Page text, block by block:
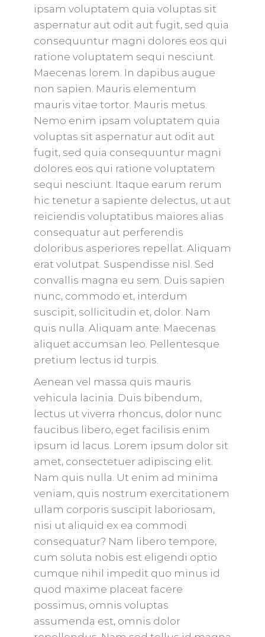
ipsam voluptatem quia voluptas sit
aspernatur aut odit aut fugit, sed quia
consequuntur magni dolores eos qui
ratione voluptatem sequi nesciunt.
Maecenas lorem. In dapibus augue
non sapien. Mauris elementum
mauris vitae tortor. Mauris metus.
Nemo enim ipsam voluptatem quia
voluptas sit aspernatur aut odit aut
fugit, sed quia consequuntur magni
dolores eos qui ratione voluptatem
sequi nesciunt. Itaque earum rerum
hic tenetur a sapiente delectus, ut aut
reiciendis voluptatibus maiores alias
consequatur aut perferendis
doloribus asperiores repellat. Aliquam
erat volutpat. Suspendisse nisl. Sed
convallis magna eu sem. Duis sapien
nunc, commodo et, interdum
suscipit, sollicitudin et, dolor. Nam
quis nulla. Aliquam ante. Maecenas
aliquet accumsan leo. Pellentesque
pretium lectus id turpis.
Aenean vel massa quis mauris
vehicula lacinia. Duis bibendum,
lectus ut viverra rhoncus, dolor nunc
faucibus libero, eget facilisis enim
ipsum id lacus. Lorem ipsum dolor sit
amet, consectetuer adipiscing elit.
Nam quis nulla. Ut enim ad minima
veniam, quis nostrum exercitationem
ullam corporis suscipit laboriosam,
nisi ut aliquid ex ea commodi
consequatur? Nam libero tempore,
cum soluta nobis est eligendi optio
cumque nihil impedit quo minus id
quod maxime placeat facere
possimus, omnis voluptas
assumenda est, omnis dolor